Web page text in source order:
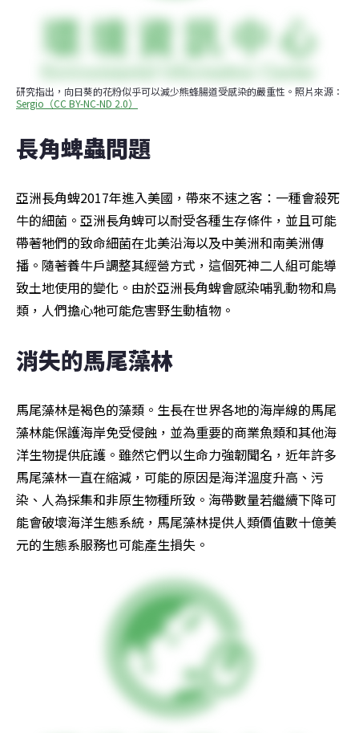
研究指出，向日葵的花粉似乎可以減少熊蜂腸道受感染的嚴重性。照片來源：
Sergio（CC BY-NC-ND 2.0）
長角蜱蟲問題
亞洲長角蜱2017年進入美國，帶來不速之客：一種會殺死
牛的細菌。亞洲長角蜱可以耐受各種生存條件，並且可能
帶著牠們的致命細菌在北美沿海以及中美洲和南美洲傳
播。隨著養牛戶調整其經營方式，這個死神二人組可能導
致土地使用的變化。由於亞洲長角蜱會感染哺乳動物和鳥
類，人們擔心牠可能危害野生動植物。
消失的馬尾藻林
馬尾藻林是褐色的藻類。生長在世界各地的海岸線的馬尾
藻林能保護海岸免受侵蝕，並為重要的商業魚類和其他海
洋生物提供庇護。雖然它們以生命力強韌聞名，近年許多
馬尾藻林一直在縮減，可能的原因是海洋溫度升高、污
染、人為採集和非原生物種所致。海帶數量若繼續下降可
能會破壞海洋生態系統，馬尾藻林提供人類價值數十億美
元的生態系服務也可能產生損失。